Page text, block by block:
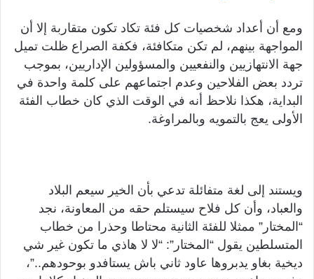
ومع أن أعداد شخصيات كل فئة تكاد تكون متقاربة إلا أن
المواجهة بينهم، لم تكن متكافئة، فكفة الصراع ظلت تميل
جهة الانتهازيين والنفعيين والمسؤولين الإداريين، بموجب
تردد بعض الفلاحين وعدم اجتماعهم على كلمة واحدة في
البداية، هكذا نلاحظ أنه في الوقت الذي كان خطاب الفئة
الأولى يعج بالتمويه وبالمراوغة.
ويستند إلى لغة متفائلة تدعي بأن الخير سيعم البلاد
والعباد، وأن كل فلاح سيستلم حقه من المعاونة، نجد
“المختار” ممثلا للفئة الثانية محتاطا وحذرا من خطاب
المتسلطين يقول “المختار”: “لا لا هاذي ما تكون غير شي
ديخية بغاو يدبروها عاود ثاني باش يستافدو بوحودهم..”،